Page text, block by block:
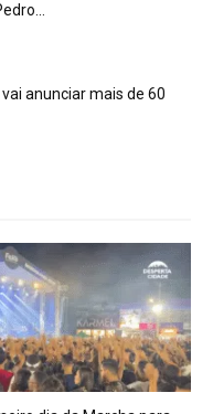
anunciar mais de 60